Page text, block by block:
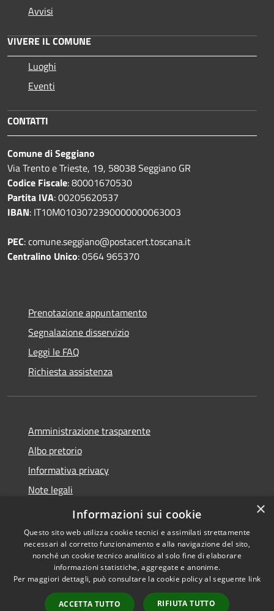
Avvisi
VIVERE IL COMUNE
Luoghi
Eventi
CONTATTI
Comune di Seggiano
Via Trento e Trieste, 19, 58038 Seggiano GR
Codice Fiscale: 80001670530
Partita IVA: 00205620537
IBAN: IT10M0103072390000000063003
PEC: comune.seggiano@postacert.toscana.it
Centralino Unico: 0564 965370
Prenotazione appuntamento
Segnalazione disservizio
Leggi le FAQ
Richiesta assistenza
Amministrazione trasparente
Albo pretorio
Informativa privacy
Note legali
Dichiarazione di accessibilità
Accessibilità
Copyright © 2026 • Comune di
Seggiano • Powered by
Municipium•
Accesso
×
Informazioni sui cookie
Questo sito web utilizza cookie tecnici e assimilati strettamente
necessari al corretto funzionamento e alla navigazione del sito,
nonché un cookie tecnico analitico al solo fine di elaborare
informazioni statistiche, aggregate e anonime.
Per maggiori dettagli, può consultare la cookie policy al seguente link
ACCETTA TUTTO RIFIUTA TUTTO